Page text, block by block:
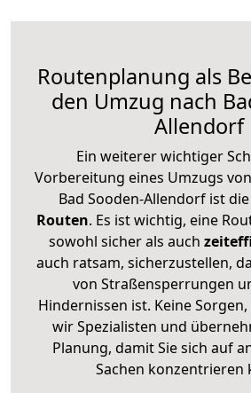
Routenplanung als
den Umzug nach
Allendorf
Ein weiterer wichtiger
Vorbereitung eines Umzugs
Bad Sooden-Allendorf ist die
Routen. Es ist wichtig, eine
sowohl sicher als auch
auch ratsam, sicherzustellen,
von Straßensperrungen
Hindernissen ist. Keine
wir Spezialisten und
Planung, damit Sie sich auf
Sachen konzentrieren